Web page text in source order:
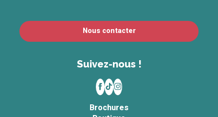
Nous contacter
Suivez-nous !
Brochures